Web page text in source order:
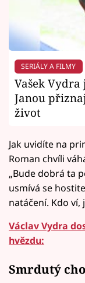
SERIÁLY A FILMY
Vašek
Janou
život
Jak uvidíte na
Roman chvíli
„Bude dobrá ta
usmívá se
natáčení. Kdo
Václav Vydra
hvězdu:
Smrdutý